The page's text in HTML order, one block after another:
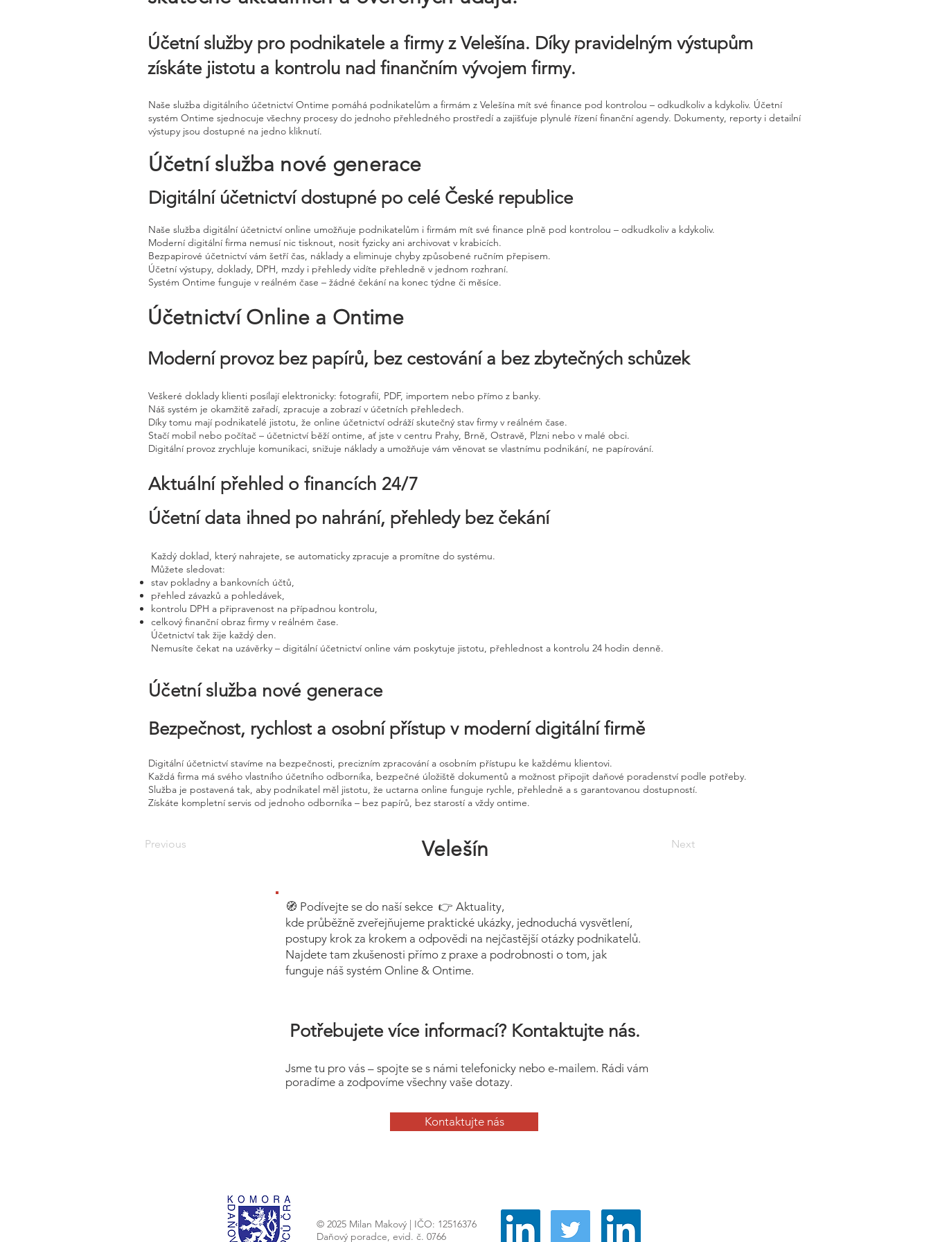
Účetní služby pro podnikatele a firmy z Velešína. Díky pravidelným výstupům
získáte jistotu a kontrolu nad finančním vývojem firmy.
Naše služba digitálního účetnictví Ontime pomáhá podnikatelům a firmám z Velešína mít své finance pod kontrolou – odkudkoliv a kdykoliv. Účetní
systém Ontime sjednocuje všechny procesy do jednoho přehledného prostředí a zajišťuje plynulé řízení finanční agendy. Dokumenty, reporty i detailní
výstupy jsou dostupné na jedno kliknutí.
Účetní služba nové generace
Digitální účetnictví dostupné po celé České republice
Naše služba digitální účetnictví online umožňuje podnikatelům i firmám mít své finance plně pod kontrolou – odkudkoliv a kdykoliv.
Moderní digitální firma nemusí nic tisknout, nosit fyzicky ani archivovat v krabicích.
Bezpapirové účetnictví vám šetří čas, náklady a eliminuje chyby způsobené ručním přepisem.
Účetní výstupy, doklady, DPH, mzdy i přehledy vidíte přehledně v jednom rozhraní.
Systém Ontime funguje v reálném čase – žádné čekání na konec týdne či měsíce.
Účetnictví Online a Ontime
Moderní provoz bez papírů, bez cestování a bez zbytečných schůzek
Veškeré doklady klienti posílají elektronicky: fotografií, PDF, importem nebo přímo z banky.
Náš systém je okamžitě zařadí, zpracuje a zobrazí v účetních přehledech.
Díky tomu mají podnikatelé jistotu, že online účetnictví odráží skutečný stav firmy v reálném čase.
Stačí mobil nebo počítač – účetnictví běží ontime, ať jste v centru Prahy, Brně, Ostravě, Plzni nebo v malé obci.
Digitální provoz zrychluje komunikaci, snižuje náklady a umožňuje vám věnovat se vlastnímu podnikání, ne papírování.
Aktuální přehled o financích 24/7
Účetní data ihned po nahrání, přehledy bez čekání
Každý doklad, který nahrajete, se automaticky zpracuje a promítne do systému.
Můžete sledovat:
stav pokladny a bankovních účtů,
přehled závazků a pohledávek,
kontrolu DPH a připravenost na případnou kontrolu,
celkový finanční obraz firmy v reálném čase.
Účetnictví tak žije každý den.
Nemusíte čekat na uzávěrky – digitální účetnictví online vám poskytuje jistotu, přehlednost a kontrolu 24 hodin denně.
Účetní služba nové generace
Bezpečnost, rychlost a osobní přístup v moderní digitální firmě
Digitální účetnictví stavíme na bezpečnosti, precizním zpracování a osobním přístupu ke každému klientovi.
Každá firma má svého vlastního účetního odborníka, bezpečné úložiště dokumentů a možnost připojit daňové poradenství podle potřeby.
Služba je postavená tak, aby podnikatel měl jistotu, že uctarna online funguje rychle, přehledně a s garantovanou dostupností.
Získáte kompletní servis od jednoho odborníka – bez papírů, bez starostí a vždy ontime.
Previous Next
Velešín
🧭 Podívejte se do naší sekce 👉 Aktuality,
kde průběžně zveřejňujeme praktické ukázky, jednoduchá vysvětlení,
postupy krok za krokem a odpovědi na nejčastější otázky podnikatelů.
Najdete tam zkušenosti přímo z praxe a podrobnosti o tom, jak
funguje náš systém Online & Ontime.
Potřebujete více informací? Kontaktujte nás.
Jsme tu pro vás – spojte se s námi telefonicky nebo e-mailem. Rádi vám
poradíme a zodpovíme všechny vaše dotazy.
Kontaktujte nás
© 2025 Milan Makový | IČO: 12516376
Daňový poradce, evid. č. 0766